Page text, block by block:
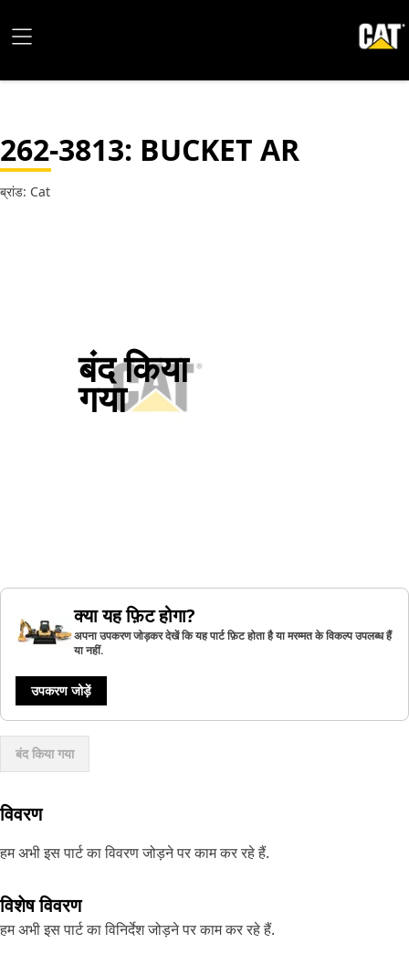
262-3813: BUCKET AR
ब्रांड: Cat
बंद किया
गया
क्या यह फ़िट होगा?
अपना उपकरण जोड़कर देखें कि यह पार्ट फ़िट होता है या मरम्मत के विकल्प उपलब्ध हैं
या नहीं.
उपकरण जोड़ें
बंद किया गया
विवरण
हम अभी इस पार्ट का विवरण जोड़ने पर काम कर रहे हैं.
विशेष विवरण
हम अभी इस पार्ट का विनिर्देश जोड़ने पर काम कर रहे हैं.